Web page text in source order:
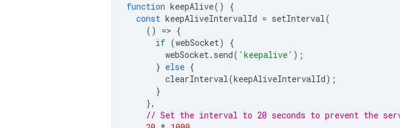
function keepAlive()
{
const keepAliveIntervalId = setInterval(
()
=> {
if (webSocket)
{
webSocket. send( 'keepalive' );
} else {
clearInterval(keepAliveIntervalId);
}
},
// Set the interval to 20 seconds to prevent the